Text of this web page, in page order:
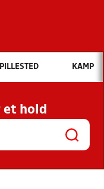
vil du søge efter?
OG NYHEDER
KLUBBER OG
KAMP
et hold